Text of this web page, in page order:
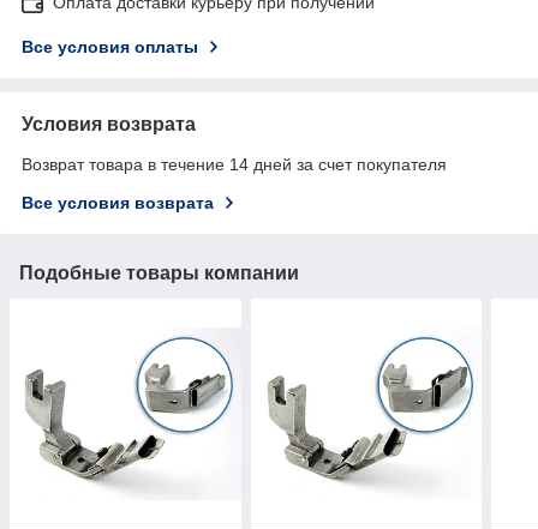
Все условия оплаты
Условия возврата
Возврат товара в течение 14 дней за счет покупателя
Все условия возврата
Подобные товары компании